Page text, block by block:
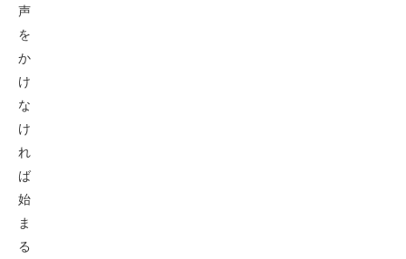
声
を
か
け
な
け
れ
ば
始
ま
る